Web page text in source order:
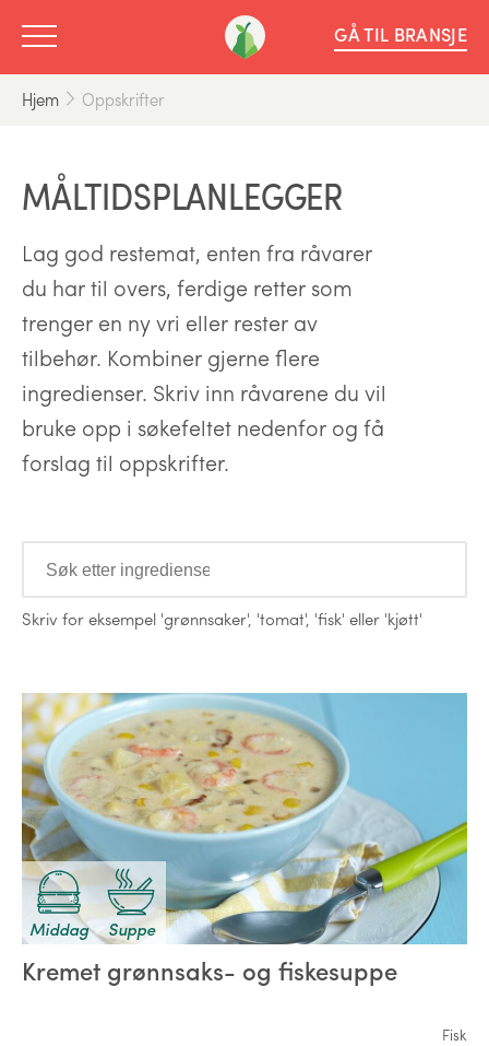
GÅ TIL BRANSJE
Hjem Oppskrifter
MÅLTIDSPLANLEGGER
Lag god restemat, enten fra råvarer
du har til overs, ferdige retter som
trenger en ny vri eller rester av
tilbehør. Kombiner gjerne flere
ingredienser. Skriv inn råvarene du vil
bruke opp i søkefeltet nedenfor og få
forslag til oppskrifter.
Ingredienser
Skriv for eksempel 'grønnsaker', 'tomat', 'fisk' eller 'kjøtt'
Oppskrifter
Middag Suppe
Kremet grønnsaks- og fiskesuppe
Fisk